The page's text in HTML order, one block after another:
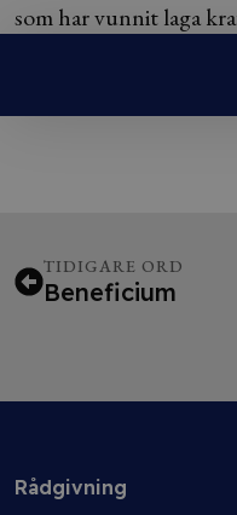
som har vunnit laga
TIDIGARE ORD
Beneficium
Rådgivning